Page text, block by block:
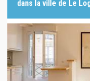
dans la ville de Le